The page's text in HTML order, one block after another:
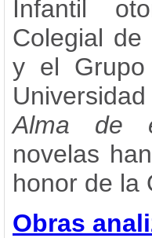
Infantil
Colegial de
y el
Alma de
novelas
honor de la
Obras